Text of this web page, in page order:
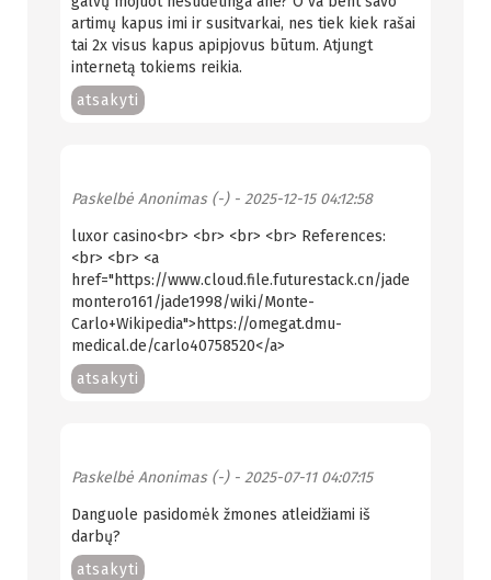
artimų kapus imi ir susitvarkai, nes tiek kiek rašai
tai 2x visus kapus apipjovus būtum. Atjungt
internetą tokiems reikia.
atsakyti
Paskelbė Anonimas (-)- 2025-12-15 04:12:58
luxor casino<br> <br> <br> <br> References:
<br> <br> <a
href="https://www.cloud.file.futurestack.cn/jade
montero161/jade1998/wiki/Monte-
Carlo+Wikipedia">https://omegat.dmu-
medical.de/carlo40758520</a>
atsakyti
Paskelbė Anonimas (-)- 2025-07-11 04:07:15
Danguole pasidomėk žmones atleidžiami iš
darbų?
atsakyti